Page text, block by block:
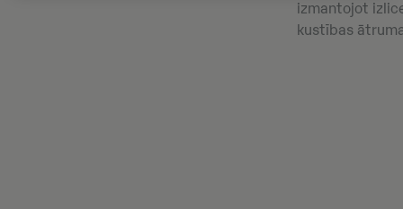
izmantojot
kustības